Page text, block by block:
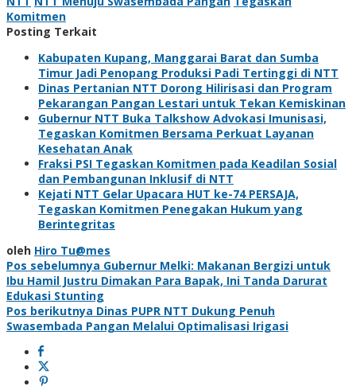
Komitmen
Posting Terkait
Kabupaten Kupang, Manggarai Barat dan Sumba
Timur Jadi Penopang Produksi Padi Tertinggi di NTT
Dinas Pertanian NTT Dorong Hilirisasi dan Program
Pekarangan Pangan Lestari untuk Tekan Kemiskinan
Gubernur NTT Buka Talkshow Advokasi Imunisasi,
Tegaskan Komitmen Bersama Perkuat Layanan
Kesehatan Anak
Fraksi PSI Tegaskan Komitmen pada Keadilan Sosial
dan Pembangunan Inklusif di NTT
Kejati NTT Gelar Upacara HUT ke-74 PERSAJA,
Tegaskan Komitmen Penegakan Hukum yang
Berintegritas
oleh Hiro Tu@mes
Navigasi
pos
Pos sebelumnya Gubernur Melki: Makanan Bergizi untuk
Ibu Hamil Justru Dimakan Para Bapak, Ini Tanda Darurat
Edukasi Stunting
Pos berikutnya Dinas PUPR NTT Dukung Penuh
Swasembada Pangan Melalui Optimalisasi Irigasi